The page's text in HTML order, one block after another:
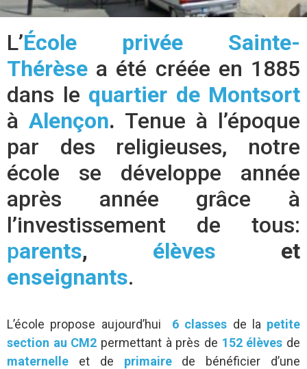
L’École privée Sainte-
Thérèse a été créée en 1885
dans le quartier de Montsort
à Alençon. Tenue à l’époque
par des religieuses, notre
école se développe année
après année grâce à
l’investissement de tous:
parents, élèves et
enseignants.
L’école propose aujourd’hui 6 classes de la petite
section au CM2 permettant à près de 152 élèves de
maternelle et de primairede bénéficier d’une